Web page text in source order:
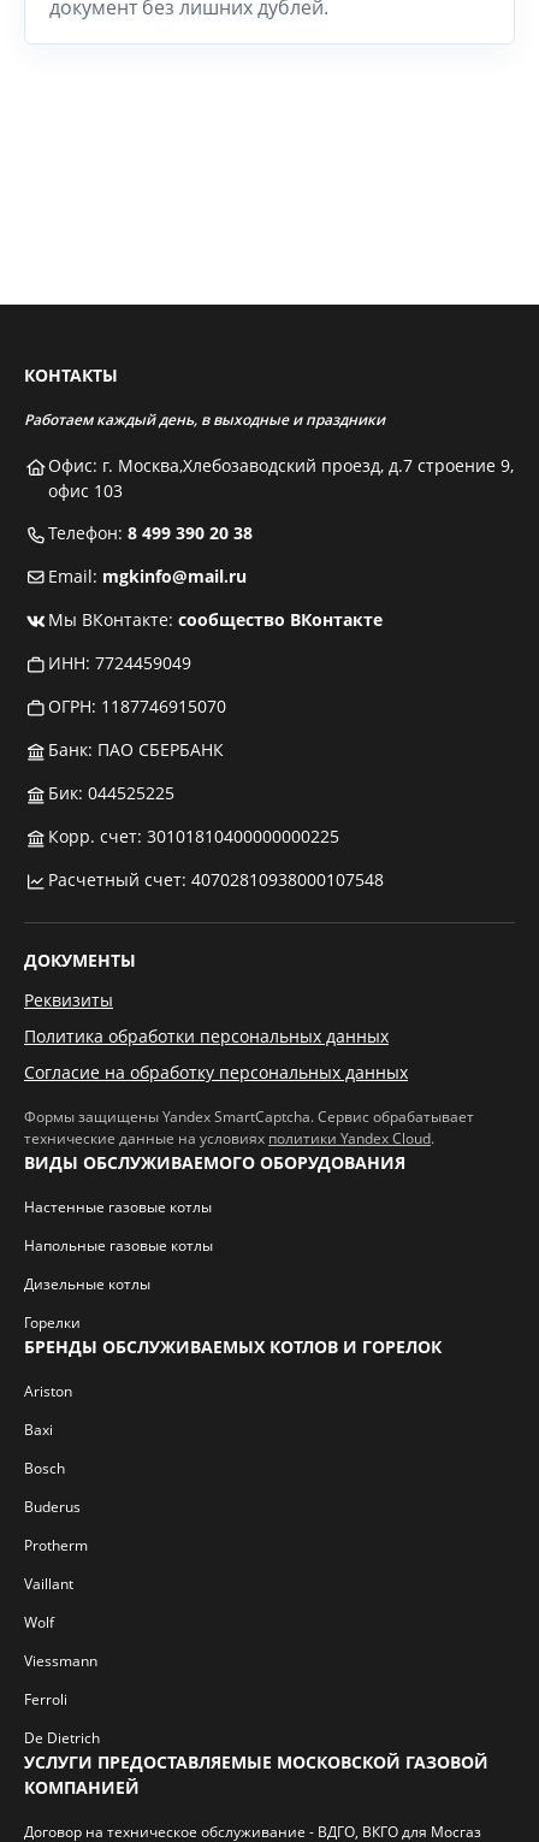
документ без лишних дублей.
КОНТАКТЫ
Работаем каждый день, в выходные и праздники
Офис: г. Москва,Хлебозаводский проезд, д.7 строение 9,
офис 103
Телефон: 8 499 390 20 38
Email: mgkinfo@mail.ru
Мы ВКонтакте: сообщество ВКонтакте
ИНН: 7724459049
ОГРН: 1187746915070
Банк: ПАО СБЕРБАНК
Бик: 044525225
Корр. счет: 30101810400000000225
Расчетный счет: 40702810938000107548
ДОКУМЕНТЫ
Реквизиты
Политика обработки персональных данных
Согласие на обработку персональных данных
Формы защищены Yandex SmartCaptcha. Сервис обрабатывает
технические данные на условиях политики Yandex Cloud.
ВИДЫ ОБСЛУЖИВАЕМОГО ОБОРУДОВАНИЯ
Настенные газовые котлы
Напольные газовые котлы
Дизельные котлы
Горелки
БРЕНДЫ ОБСЛУЖИВАЕМЫХ КОТЛОВ И ГОРЕЛОК
Ariston
Baxi
Bosch
Buderus
Protherm
Vaillant
Wolf
Viessmann
Ferroli
De Dietrich
УСЛУГИ ПРЕДОСТАВЛЯЕМЫЕ МОСКОВСКОЙ ГАЗОВОЙ
КОМПАНИЕЙ
Договор на техническое обслуживание - ВДГО, ВКГО для Мосгаз